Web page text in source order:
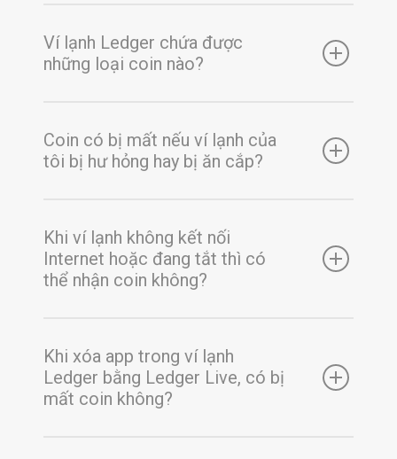
Ví lạnh Ledger chứa được
những loại coin nào?
Coin có bị mất nếu ví lạnh của
tôi bị hư hỏng hay bị ăn cắp?
Khi ví lạnh không kết nối
Internet hoặc đang tắt thì có
thể nhận coin không?
Khi xóa app trong ví lạnh
Ledger bằng Ledger Live, có bị
mất coin không?